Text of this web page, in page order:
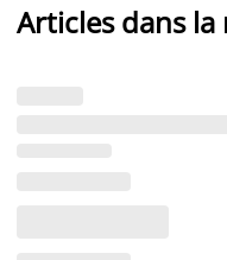
Articles dans